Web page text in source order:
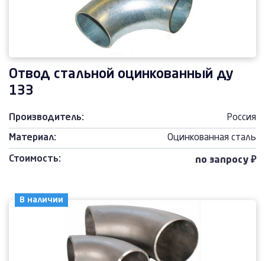
Отвод стальной оцинкованный ду
133
Производитель: Россия
Материал: Оцинкованная сталь
Стоимость: по запросу ₽
В наличии